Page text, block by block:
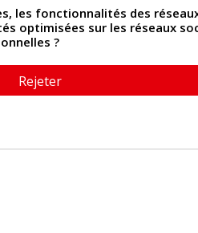
Politique de confidentialité
Politique des cookies
Contactez-nous
les fonctionnalités des
sur les réseaux
?
Rejeter